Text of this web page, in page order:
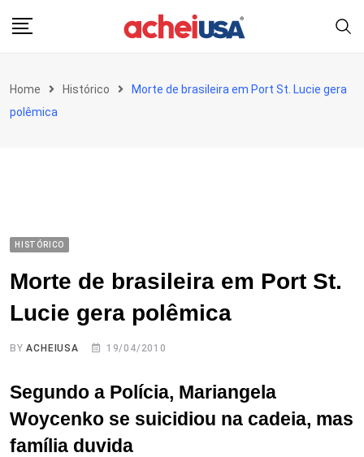
Home Histórico
Morte de brasileira em Port St. Lucie gera
polêmica
HISTÓRICO
Morte de brasileira em Port St.
Lucie gera polêmica
BYACHEIUSA 19/04/2010
Segundo a Polícia, Mariangela
Woycenko se suicidiou na cadeia, mas
família duvida